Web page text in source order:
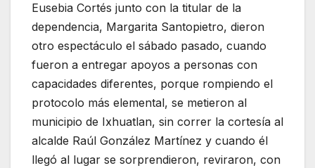
Eusebia Cortés junto con la titular de la
dependencia, Margarita Santopietro, dieron
otro espectáculo el sábado pasado, cuando
fueron a entregar apoyos a personas con
capacidades diferentes, porque rompiendo el
protocolo más elemental, se metieron al
municipio de Ixhuatlan, sin correr la cortesía al
alcalde Raúl González Martínez y cuando él
llegó al lugar se sorprendieron, reviraron, con